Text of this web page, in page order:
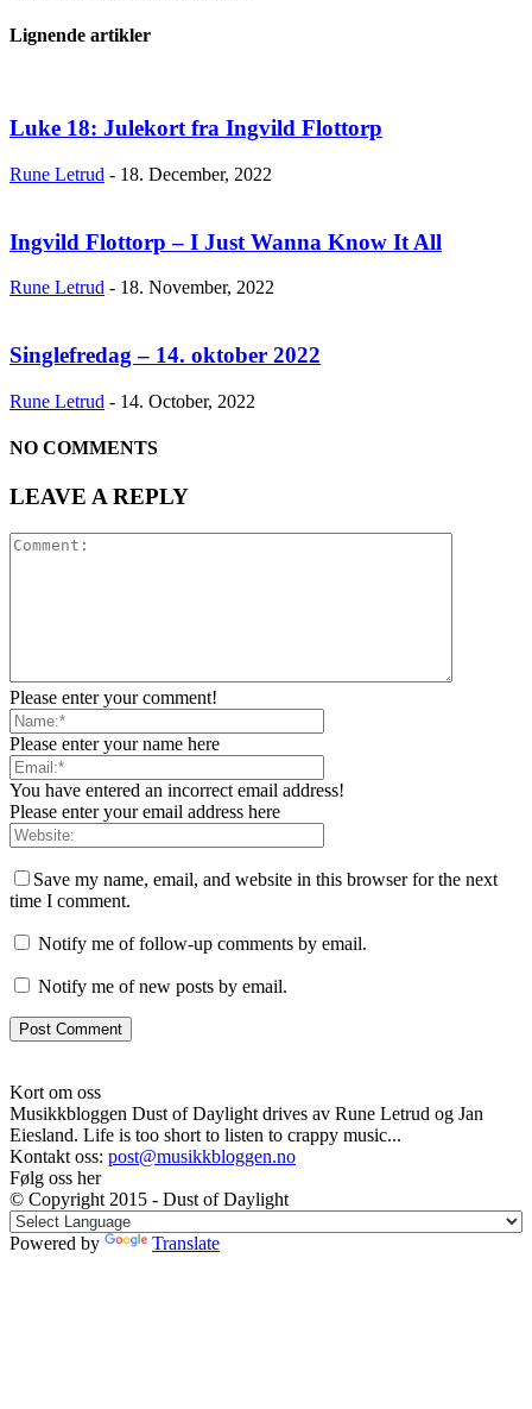
Lignende artikler
Luke 18: Julekort fra Ingvild Flottorp
Rune Letrud - 18. December, 2022
Ingvild Flottorp – I Just Wanna Know It All
Rune Letrud - 18. November, 2022
Singlefredag – 14. oktober 2022
Rune Letrud - 14. October, 2022
NO COMMENTS
LEAVE A REPLY
Please enter your comment!
Please enter your name here
You have entered an incorrect email address!
Please enter your email address here
Save my name, email, and website in this browser for the next
time I comment.
Notify me of follow-up comments by email.
Notify me of new posts by email.
Kort om oss
Musikkbloggen Dust of Daylight drives av Rune Letrud og Jan
Eiesland. Life is too short to listen to crappy music...
Kontakt oss: post@musikkbloggen.no
Følg oss her
© Copyright 2015 - Dust of Daylight
Powered by Translate